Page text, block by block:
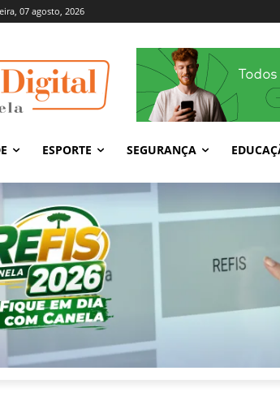
07 agosto, 2026
ESPORTE SEGURANÇA